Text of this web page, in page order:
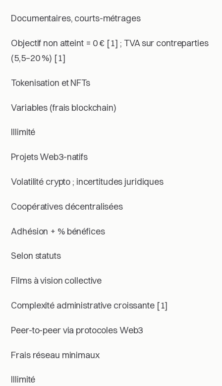
Documentaires, courts-métrages
Objectif non atteint = 0 € [1] ; TVA sur contreparties
(5,5–20 %) [1]
Tokenisation et NFTs
Variables (frais blockchain)
Illimité
Projets Web3-natifs
Volatilité crypto ; incertitudes juridiques
Coopératives décentralisées
Adhésion + % bénéfices
Selon statuts
Films à vision collective
Complexité administrative croissante [1]
Peer-to-peer via protocoles Web3
Frais réseau minimaux
Illimité